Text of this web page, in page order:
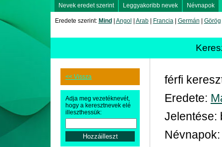
Nevek eredet szerint Leggyakoribb nevek Névnapok
Eredete szerint: Mind Angol Arab| Francia| Germán Görög
<< Vissza
Adja meg vezetéknevét,
hogy a keresztnevek elé
illeszthessük:
férfi
Eredete:
Jelentése:
Névnapok: